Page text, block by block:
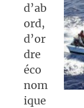
d’ab
ord,
d’or
dre
éco
nom
ique